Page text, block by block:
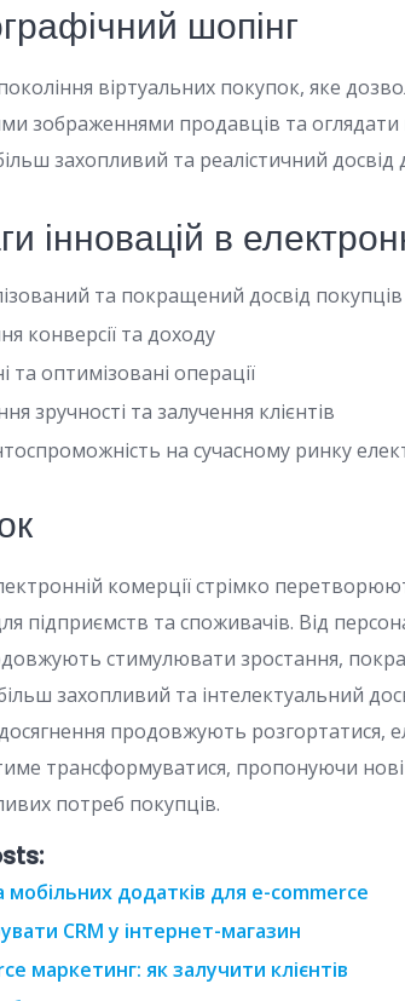
шопінг
віртуальних покупок, яке
зображеннями продавців та
захопливий та реалістичний досвід
інновацій в
та покращений досвід покупців
конверсії та доходу
та оптимізовані операції
зручності та залучення клієнтів
на сучасному ринку
комерції стрімко
підприємств та споживачів. Від
стимулювати зростання,
захопливий та інтелектуальний
досягнення продовжують розгортатися,
трансформуватися, пропонуючи нові
потреб покупців.
мобільних додатків для e-commerce
CRM у інтернет-магазин
маркетинг: як залучити клієнтів